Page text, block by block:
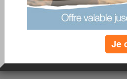
samedi à dimanche ?
A deux heures du matin, il sera trois heures,on
mais on gagnera une heure de
Je